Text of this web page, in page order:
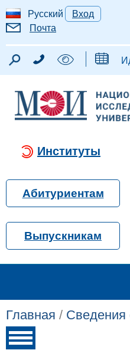
Русский
Вход
Почта
Институты
Абитуриентам
Выпускникам
Главная / Сведения